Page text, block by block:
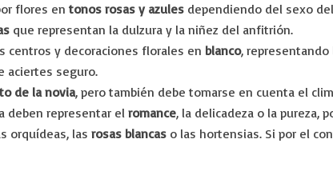
flores en tonos rosas y azules dependiendo del sexo
que representan la dulzura y la niñez del anfitrión.
centros y decoraciones florales en blanco,
aciertes seguro.
de la novia, pero también debe tomarse en cuenta el
deben representar el romance, la delicadeza o la pureza,
orquídeas, las rosas blancas o las hortensias. Si por el